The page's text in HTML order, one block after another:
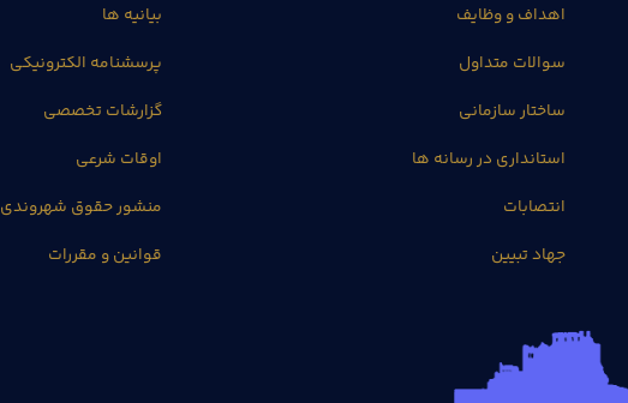
اهداف و وظایف
سوالات متداول
ساختار سازمانی
استانداری در رسانه ها
انتصابات
جهاد تبیین
بیانیه ها
پرسشنامه الکترونیکی
گزارشات تخصصی
اوقات شرعی
منشور حقوق شهروندی
قوانین و مقررات